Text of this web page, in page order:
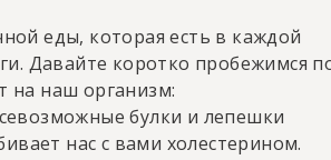
еды, которая есть в каждой
Давайте коротко пробежимся
на наш организм:
булки и лепешки
нас с вами холестерином.